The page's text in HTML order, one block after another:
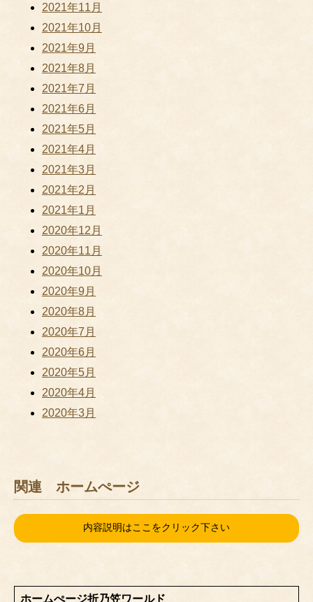
2021年11月
2021年10月
2021年9月
2021年8月
2021年7月
2021年6月
2021年5月
2021年4月
2021年3月
2021年2月
2021年1月
2020年12月
2020年11月
2020年10月
2020年9月
2020年8月
2020年7月
2020年6月
2020年5月
2020年4月
2020年3月
関連 ホームぺージ
内容説明はここをクリック下さい
ホームぺージ折乃笠ワールド